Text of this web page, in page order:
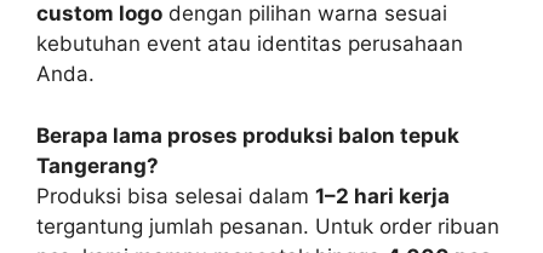
custom logo dengan pilihan warna sesuai
kebutuhan event atau identitas perusahaan
Anda.
Berapa lama proses produksi balon tepuk
Tangerang?
Produksi bisa selesai dalam 1–2 hari kerja
tergantung jumlah pesanan. Untuk order ribuan